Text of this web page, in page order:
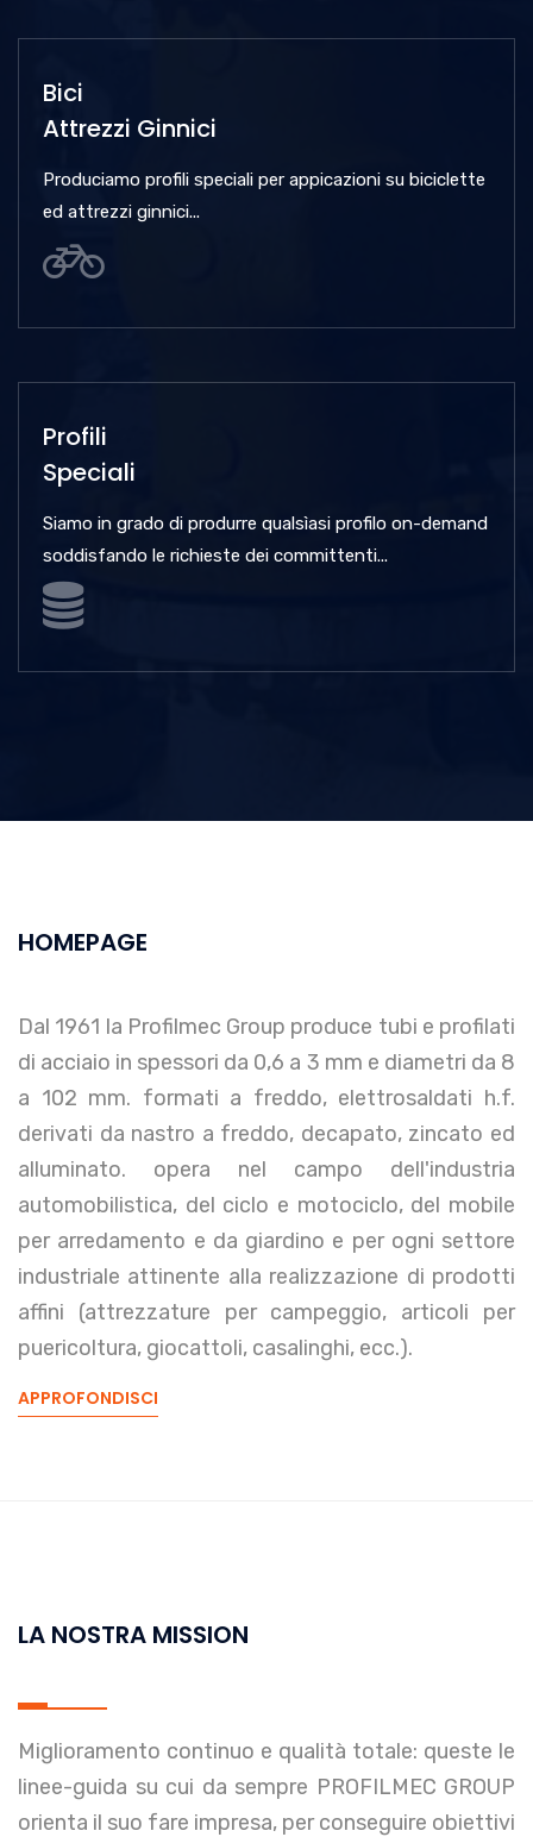
Bici
Attrezzi Ginnici
Produciamo profili speciali per appicazioni su biciclette
ed attrezzi ginnici...
Profili
Speciali
Siamo in grado di produrre qualsìasi profilo on-demand
soddisfando le richieste dei committenti...
HOMEPAGE
Dal 1961 la Profilmec Group produce tubi e profilati
di acciaio in spessori da 0,6 a 3 mm e diametri da 8
a 102 mm. formati a freddo, elettrosaldati h.f.
derivati da nastro a freddo, decapato, zincato ed
alluminato. opera nel campo dell'industria
automobilistica, del ciclo e motociclo, del mobile
per arredamento e da giardino e per ogni settore
industriale attinente alla realizzazione di prodotti
affini (attrezzature per campeggio, articoli per
puericoltura, giocattoli, casalinghi, ecc.).
APPROFONDISCI
LA NOSTRA MISSION
Miglioramento continuo e qualità totale: queste le
linee-guida su cui da sempre PROFILMEC GROUP
orienta il suo fare impresa, per conseguire obiettivi